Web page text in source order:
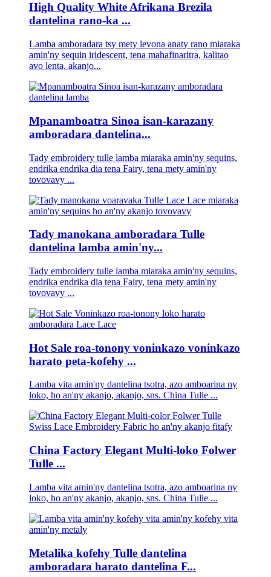
High Quality White Afrikana Brezila
dantelina rano-ka ...
Lamba amboradara tsy mety levona anaty rano miaraka
amin'ny sequin iridescent, tena mahafinaritra, kalitao
avo lenta, akanjo...
Mpanamboatra Sinoa isan-karazany
amboradara dantelina...
Tady embroidery tulle lamba miaraka amin'ny sequins,
endrika endrika dia tena Fairy, tena mety amin'ny
tovovavy ...
Tady manokana amboradara Tulle
dantelina lamba amin'ny...
Tady embroidery tulle lamba miaraka amin'ny sequins,
endrika endrika dia tena Fairy, tena mety amin'ny
tovovavy ...
Hot Sale roa-tonony voninkazo voninkazo
harato peta-kofehy ...
Lamba vita amin'ny dantelina tsotra, azo amboarina ny
loko, ho an'ny akanjo, akanjo, sns. China Tulle ...
China Factory Elegant Multi-loko Folwer
Tulle ...
Lamba vita amin'ny dantelina tsotra, azo amboarina ny
loko, ho an'ny akanjo, akanjo, sns. China Tulle ...
Metalika kofehy Tulle dantelina
amboradara harato dantelina F...